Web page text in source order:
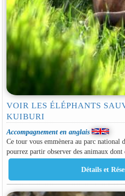
VOIR LES ÉLÉPHANTS
KUIBURI
Accompagnement en anglais
Ce tour vous emmènera au parc national
pourrez partir observer des animaux dont